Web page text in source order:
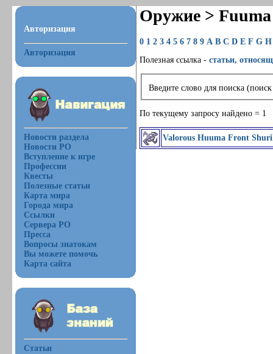
Авторизация
Авторизация
Новости раздела
Новости РО
Вступление к игре
Профессии
Квесты
Полезные статьи
Карта мира
Города мира
Ссылки
Сервера РО
Пресса
Вопросы знатокам
Вы можете помочь
Карта сайта
Статьи
Оружие >
0 1 2 3 4 5 6 7 8 9 A B C D E F G H
Полезная ссылка -статьи,
Введите слово для поиска
По текущему запросу найдено = 1
Valorous Huuma Front